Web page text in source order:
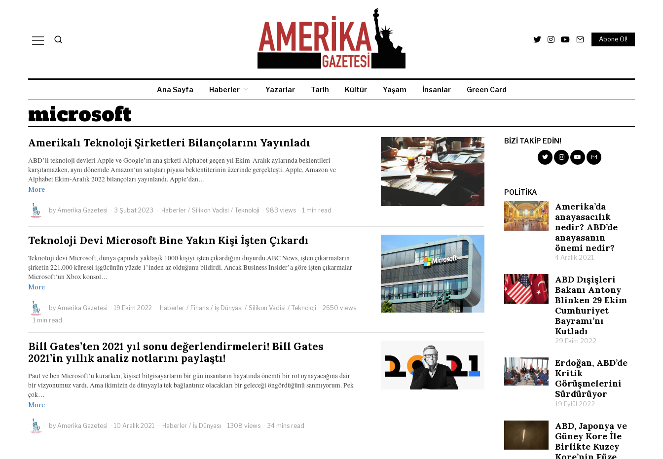
Abone Ol!
Ana Sayfa Haberler Yazarlar Tarih Kültür Yaşam İnsanlar Green Card
microsoft
Amerikalı Teknoloji Şirketleri Bilançolarını Yayınladı
ABD’li teknoloji devleri Apple ve Google’ın ana şirketi Alphabet geçen yıl Ekim-Aralık aylarında beklentileri
karşılamazken, aynı dönemde Amazon’un satışları piyasa beklentilerinin üzerinde gerçekleşti. Apple, Amazon ve
Alphabet Ekim-Aralık 2022 bilançoları yayınlandı. Apple’dan…
More
by Amerika Gazetesi 3 Şubat 2023 Haberler / Silikon Vadisi / Teknoloji 983 views 1 min read
Teknoloji Devi Microsoft Bine Yakın Kişi İşten Çıkardı
Teknoloji devi Microsoft, dünya çapında yaklaşık 1000 kişiyi işten çıkardığını duyurdu.ABC News, işten çıkarmaların
şirketin 221.000 küresel işgücünün yüzde 1’inden az olduğunu bildirdi. Ancak Business Insider’a göre işten çıkarmalar
Microsoft’un Xbox konsol…
More
by Amerika Gazetesi 19 Ekim 2022 Haberler / Finans / İş Dünyası / Silikon Vadisi / Teknoloji
2650 views
1 min read
Bill Gates’ten 2021 yıl sonu değerlendirmeleri! Bill Gates
2021’in yıllık analiz notlarını paylaştı!
Paul ve ben Microsoft’u kurarken, kişisel bilgisayarların bir gün insanların hayatında önemli bir rol oynayacağına dair
bir vizyonumuz vardı. Ama ikimizin de dünyayla tek bağlantınız olacakları bir geleceği öngördüğünü sanmıyorum. Pek
çok…
More
by Amerika Gazetesi 10 Aralık 2021 Haberler / İş Dünyası 1308 views 34 mins read
BIZI TAKIP EDIN!
POLITIKA
Amerika’da
anayasacılık
nedir? ABD’de
anayasanın
önemi nedir?
4 Aralık 2021
ABD Dışişleri
Bakanı Antony
Blinken 29 Ekim
Cumhuriyet
Bayramı’nı
Kutladı
29 Ekim 2022
Erdoğan, ABD’de
Kritik
Görüşmelerini
Sürdürüyor
19 Eylül 2022
ABD, Japonya ve
Güney Kore İle
Birlikte Kuzey
Kore’nin Füze